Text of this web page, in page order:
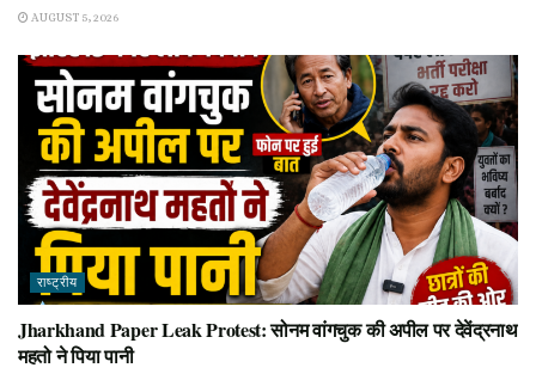
AUGUST 5, 2026
राष्ट्रीय
Jharkhand Paper Leak Protest: सोनम वांगचुक की अपील पर देवेंद्रनाथ
महतो ने पिया पानी